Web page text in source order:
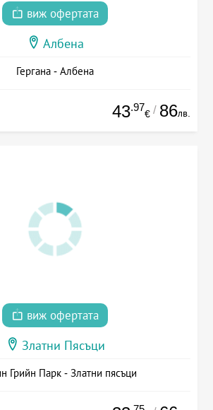
виж офертата
Албена
Гергана - Албена
43.97
€ / 86лв.
виж офертата
Златни Пясъци
Грийн Парк - Златни пясъци